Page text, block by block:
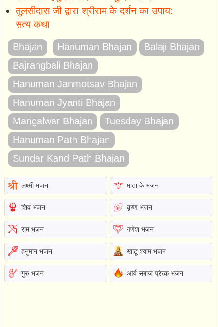
तुलसीदास जी द्वारा श्रीराम के दर्शन का उपाय:
सत्य कथा
Bhajan Hanuman Bhajan
Balaji Bhajan
Bajrangbali Bhajan
Hanuman Janmotsav Bhajan
Hanuman Jyanti Bhajan
Mangalwar Bhajan
Tuesday Bhajan
Hanuman Path Bhajan
Sundar Kand Path Bhajan
लक्ष्मी भजन माता के भजन
शिव भजन कृष्ण भजन
राम भजन गणेश भजन
हनुमान भजन खाटू श्याम भजन
गुरु भजन आर्य समाज प्रेरक भजन